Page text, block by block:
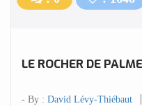
LE ROCHER DE
- By : David Lévy-Thiébaut